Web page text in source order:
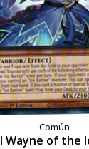
Común
Wayne of the